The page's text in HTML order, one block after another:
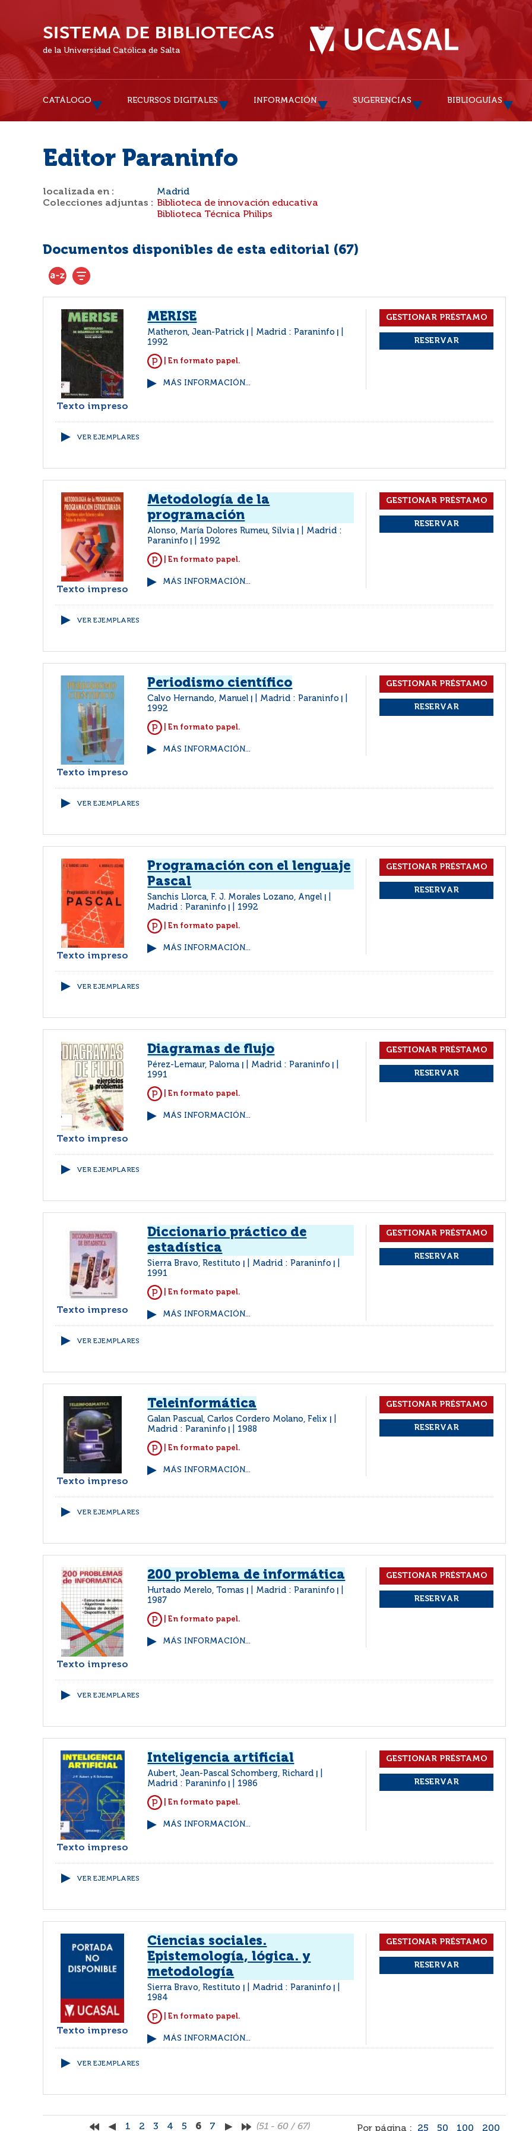
de la Universidad Católica de Salta
CATÁLOGO RECURSOS DIGITALES INFORMACIÓN SUGERENCIAS BIBLIOGUÍAS
Editor Paraninfo
localizada en :
Madrid
Colecciones adjuntas : Biblioteca de innovación educativa
Biblioteca Técnica Philips
Documentos disponibles de esta editorial (67)
Texto impreso
MERISE
Matheron, Jean-Patrick Madrid : Paraninfo
1992
| En formato papel.
MÁS INFORMACIÓN...
VER EJEMPLARES
Texto impreso
Metodología de la
programación
Alonso, María Dolores Rumeu, Silvia
Madrid :
Paraninfo
1992
| En formato papel.
MÁS INFORMACIÓN...
VER EJEMPLARES
Texto impreso
Periodismo científico
Calvo Hernando, Manuel Madrid : Paraninfo
1992
| En formato papel.
MÁS INFORMACIÓN...
VER EJEMPLARES
Texto impreso
Programación con el lenguaje
Pascal
Sanchis Llorca, F. J. Morales Lozano, Angel
Madrid : Paraninfo 1992
| En formato papel.
MÁS INFORMACIÓN...
VER EJEMPLARES
Texto impreso
Diagramas de flujo
Pérez-Lemaur, Paloma Madrid : Paraninfo
1991
| En formato papel.
MÁS INFORMACIÓN...
VER EJEMPLARES
Texto impreso
Diccionario práctico de
estadística
Sierra Bravo, Restituto Madrid : Paraninfo
1991
| En formato papel.
MÁS INFORMACIÓN...
VER EJEMPLARES
Texto impreso
Teleinformática
Galan Pascual, Carlos Cordero Molano, Felix
Madrid : Paraninfo 1988
| En formato papel.
MÁS INFORMACIÓN...
VER EJEMPLARES
Texto impreso
200 problema de informática
Hurtado Merelo, Tomas Madrid : Paraninfo
1987
| En formato papel.
MÁS INFORMACIÓN...
VER EJEMPLARES
Texto impreso
Inteligencia artificial
Aubert, Jean-Pascal Schomberg, Richard
Madrid : Paraninfo 1986
| En formato papel.
MÁS INFORMACIÓN...
VER EJEMPLARES
Texto impreso
Ciencias sociales.
Epistemología, lógica. y
metodología
Sierra Bravo, Restituto Madrid : Paraninfo
1984
| En formato papel.
MÁS INFORMACIÓN...
VER EJEMPLARES
1 2 3 4 5 6 7 (51 - 60 / 67) Por página : 25 50 100 200